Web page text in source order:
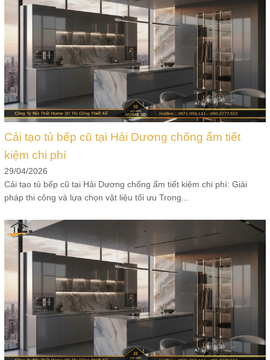
Cải tạo tủ bếp cũ tại Hải Dương chống ẩm tiết
kiệm chi phí
29/04/2026
Cải tạo tủ bếp cũ tại Hải Dương chống ẩm tiết kiệm chi phí: Giải
pháp thi công và lựa chọn vật liệu tối ưu Trong...